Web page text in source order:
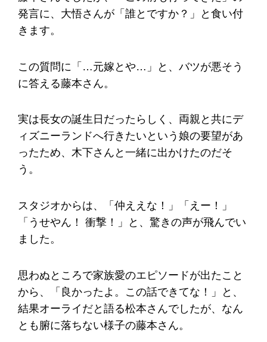
発言に、大悟さんが「誰とですか？」と食い付
きます。
この質問に「…元嫁とや…」と、バツが悪そう
に答える藤本さん。
実は長女の誕生日だったらしく、両親と共にデ
ィズニーランドへ行きたいという娘の要望があ
ったため、木下さんと一緒に出かけたのだそ
う。
スタジオからは、「仲ええな！」「えー！」
「うせやん！ 衝撃！」と、驚きの声が飛んでい
ました。
思わぬところで家族愛のエピソードが出たこと
から、「良かったよ。この話できてな！」と、
結果オーライだと語る松本さんでしたが、なん
とも腑に落ちない様子の藤本さん。